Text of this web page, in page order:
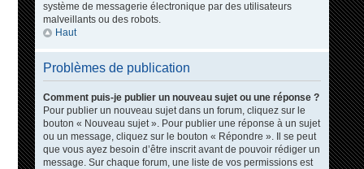
système de messagerie électronique par des utilisateurs
malveillants ou des robots.
Haut
Problèmes de publication
Comment puis-je publier un nouveau sujet ou une réponse ?
Pour publier un nouveau sujet dans un forum, cliquez sur le
bouton « Nouveau sujet ». Pour publier une réponse à un sujet
ou un message, cliquez sur le bouton « Répondre ». Il se peut
que vous ayez besoin d’être inscrit avant de pouvoir rédiger un
message. Sur chaque forum, une liste de vos permissions est